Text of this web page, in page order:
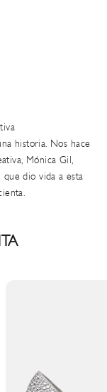
historia. Nos hace
Mónica Gil,
que dio vida a esta